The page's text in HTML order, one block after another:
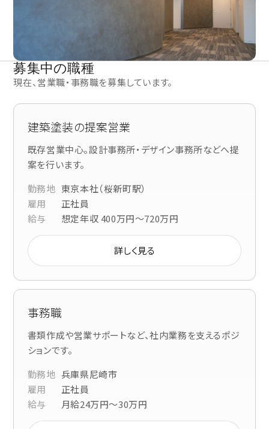
募集中の職種
現在、営業職・事務職を募集しています。
建築塗装の提案営業
既存営業中心。設計事務所・デザイン事務所などへ提
案を行います。
勤務地 東京本社（桜新町駅）
雇用
正社員
給与
想定年収 400万円〜720万円
詳しく見る
事務職
書類作成や営業サポートなど、社内業務を支えるポジ
ションです。
勤務地 兵庫県尼崎市
雇用
正社員
給与
月給24万円〜30万円